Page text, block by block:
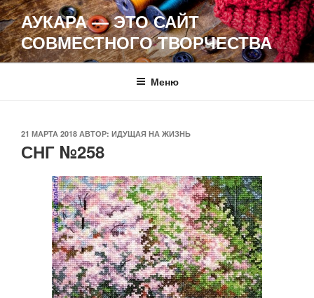
Перейти
к
содержимому
АУКАРА — ЭТО САЙТ
СОВМЕСТНОГО ТВОРЧЕСТВА
Меню
ОПУБЛИКОВАНО
21 МАРТА 2018 АВТОР: ИДУЩАЯ НА ЖИЗНЬ
СНГ №258